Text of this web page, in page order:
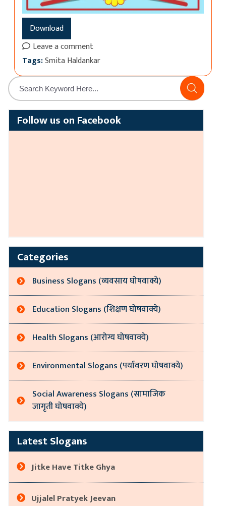
Download
Leave a comment
Tags:Smita Haldankar
Follow us on Facebook
Categories
Business Slogans (व्यवसाय घोषवाक्ये)
Education Slogans (शिक्षण घोषवाक्ये)
Health Slogans (आरोग्य घोषवाक्ये)
Environmental Slogans (पर्यावरण घोषवाक्ये)
Social Awareness Slogans (सामाजिक
जागृती घोषवाक्ये)
Latest Slogans
Jitke Have Titke Ghya
Ujjalel Pratyek Jeevan